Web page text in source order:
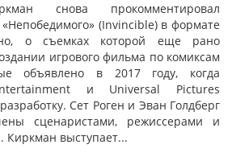
снова прокомментировал
(Invincible) в формате
о съемках которой еще рано
игрового фильма по комиксам
объявлено в 2017 году, когда
и Universal Pictures
Сет Роген и Эван Голдберг
сценаристами, режиссерами и
Киркман выступает...